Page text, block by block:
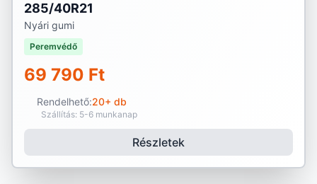
285/40R21
Nyári gumi
Peremvédő
69 790 Ft
Rendelhető:20+ db
Szállítás: 5-6 munkanap
Részletek